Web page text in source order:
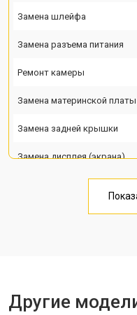
Замена шлейфа
Замена разъема питания
Ремонт камеры
Замена материнской платы
Замена задней крышки
Замена дисплея (экрана)
Замена кнопки включения
Другие